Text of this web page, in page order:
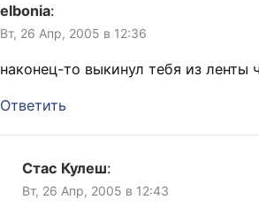
elbonia:
Вт, 26 Апр, 2005 в 12:36
наконец-то выкинул тебя из ленты
Ответить
Стас Кулеш:
Вт, 26 Апр, 2005 в 12:43